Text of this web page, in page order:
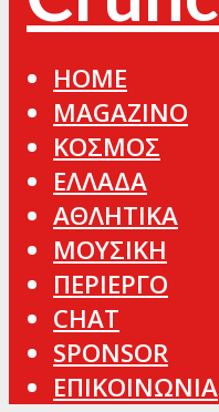
HOME
MAGAZINO
ΚΟΣΜΟΣ
ΕΛΛΑΔΑ
ΑΘΛΗΤΙΚΑ
ΜΟΥΣΙΚΗ
ΠΕΡΙΕΡΓΟ
CHAT
SPONSOR
ΕΠΙΚΟΙΝΩΝΙΑ